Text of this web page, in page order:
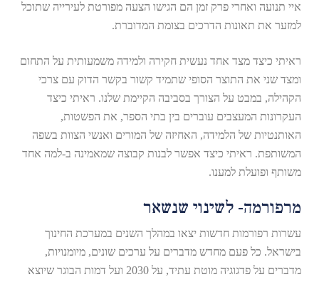
איי תנועה ואחרי פרק זמן הם הגישו הצעה מפורטת לעירייה שתוכל
למזער את תאונות הדרכים בצומת המדוברת.
ראיתי כיצד מצד אחד נעשית חקירה ולמידה משמעותית על התחום
ומצד שני את התוצר הסופי שתמיד קשור בקשר הדוק עם צרכי
הקהילה, במבט על הצורך בסביבה הקיימת שלנו. ראיתי כיצד
העקרונות המעצבים עוברים בין בתי הספר, את הפשטות,
האותנטיות של הלמידה, האחיזה של המורים ואנשי הצוות בשפה
המשותפת. ראיתי כיצד אפשר לבנות קבוצה שמאמינה ב-למה אחד
משותף ופועלת למענו.
מרפורמה- לשינוי שנשאר
עשרות רפורמות חדשות יצאו במהלך השנים במערכת החינוך
בישראל. כל פעם מחדש מדברים על ערכים שונים, מיומנויות,
מדברים על פדגוגיה מוטת עתיד, על 2030 ועל דמות הבוגר שיוצא